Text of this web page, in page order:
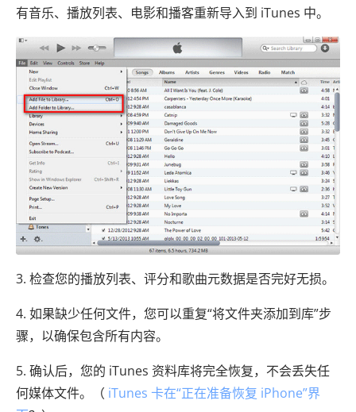
有音乐、播放列表、电影和播客重新导入到 iTunes 中。
3. 检查您的播放列表、评分和歌曲元数据是否完好无损。
4. 如果缺少任何文件，您可以重复“将文件​​夹添加到库”步
骤，以确保包含所有内容。
5. 确认后，您的 iTunes 资料库将完全恢复，不会丢失任
何媒体文件。（ iTunes 卡在“正在准备恢复 iPhone”界